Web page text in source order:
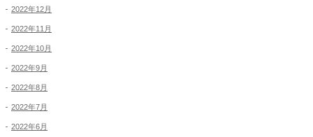
2022年12月
2022年11月
2022年10月
2022年9月
2022年8月
2022年7月
2022年6月